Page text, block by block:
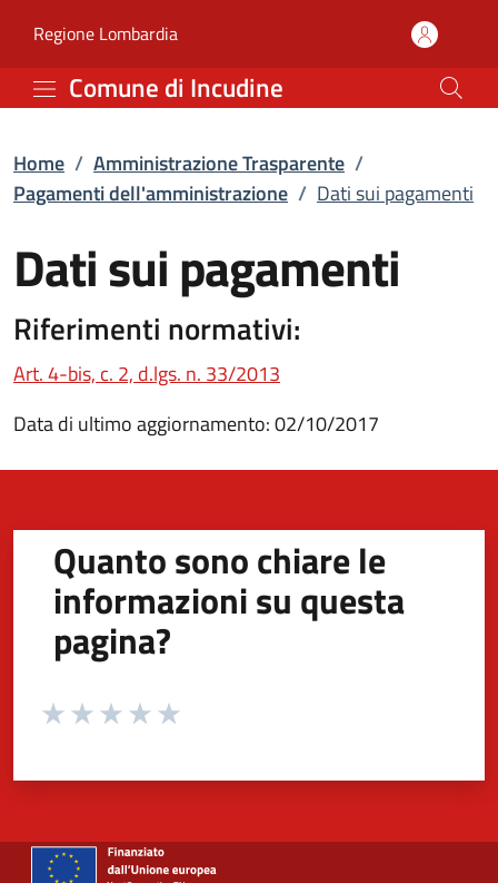
Dati sui pagamenti |
Regione Lombardia(apre in un'altra scheda).
Comune di Incudine
Home / Amministrazione Trasparente /
Pagamenti dell'amministrazione / Dati sui pagamenti
Dati sui pagamenti
Riferimenti normativi:
Art. 4-bis, c. 2, d.lgs. n. 33/2013
Data di ultimo aggiornamento: 02/10/2017
Quanto sono chiare le
informazioni su questa
pagina?
Valuta da 1 a 5 stelle la pagina